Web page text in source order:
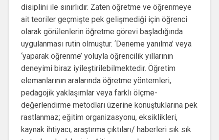
disiplini ile sınırlıdır. Zaten öğretme ve öğrenmeye
ait teoriler geçmişte pek gelişmediği için öğrenci
olarak görülenlerin öğretme görevi başladığında
uygulanması rutin olmuştur. ‘Deneme yanılma’ veya
‘yaparak öğrenme’ yoluyla öğrencilik yıllarının
deneyimi biraz iyileştirilebilmektedir. Öğretim
elemanlarının aralarında öğretme yöntemleri,
pedagojik yaklaşımlar veya farklı ölçme-
değerlendirme metodları üzerine konuştuklarına pek
rastlanmaz; eğitim organizasyonu, eksiklikleri,
kaynak ihtiyacı, araştırma çıktıları/ haberleri sık sık